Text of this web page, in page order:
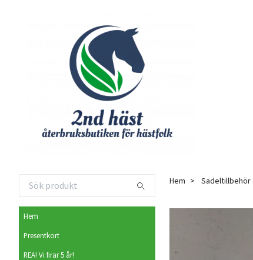
Hem
Presentkort
REA! Vi firar 5 år!
Hem Sadeltillbehör